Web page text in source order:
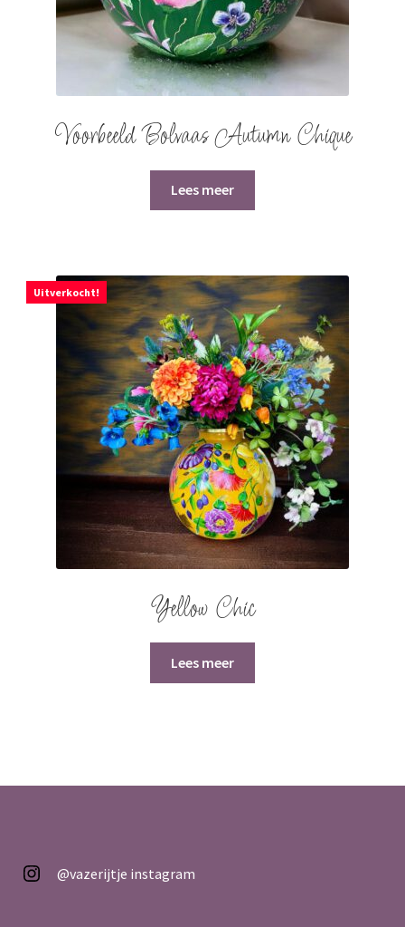
Voorbeeld Bolvaas Autumn Chique
Lees meer
Uitverkocht!
Yellow Chic
Lees meer
@vazerijtje
@vazerijtje instagram